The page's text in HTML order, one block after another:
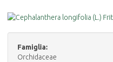
Famiglia:
Orchidaceae